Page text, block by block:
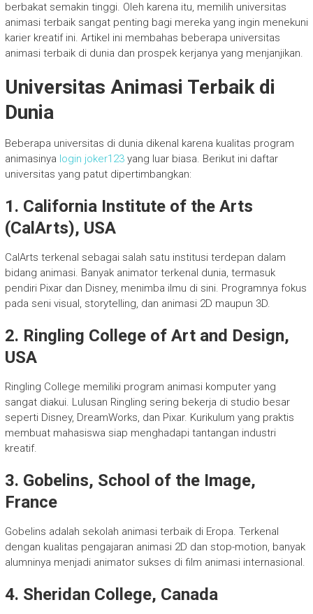
berbakat semakin tinggi. Oleh karena itu, memilih universitas
animasi terbaik sangat penting bagi mereka yang ingin menekuni
karier kreatif ini. Artikel ini membahas beberapa universitas
animasi terbaik di dunia dan prospek kerjanya yang menjanjikan.
Universitas Animasi Terbaik di
Dunia
Beberapa universitas di dunia dikenal karena kualitas program
animasinya login joker123yang luar biasa. Berikut ini daftar
universitas yang patut dipertimbangkan:
1. California Institute of the Arts
(CalArts), USA
CalArts terkenal sebagai salah satu institusi terdepan dalam
bidang animasi. Banyak animator terkenal dunia, termasuk
pendiri Pixar dan Disney, menimba ilmu di sini. Programnya fokus
pada seni visual, storytelling, dan animasi 2D maupun 3D.
2. Ringling College of Art and Design,
USA
Ringling College memiliki program animasi komputer yang
sangat diakui. Lulusan Ringling sering bekerja di studio besar
seperti Disney, DreamWorks, dan Pixar. Kurikulum yang praktis
membuat mahasiswa siap menghadapi tantangan industri
kreatif.
3. Gobelins, School of the Image,
France
Gobelins adalah sekolah animasi terbaik di Eropa. Terkenal
dengan kualitas pengajaran animasi 2D dan stop-motion, banyak
alumninya menjadi animator sukses di film animasi internasional.
4. Sheridan College, Canada